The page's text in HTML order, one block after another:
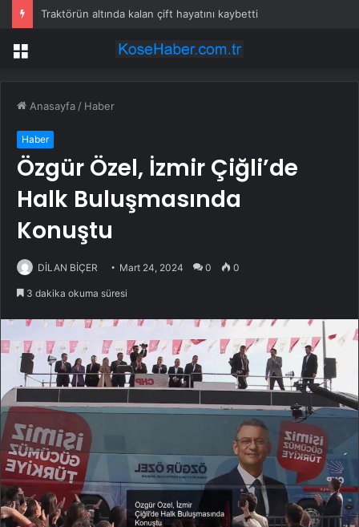
Traktörün altında kalan çift hayatını kaybetti
Menü
Anasayfa / Haber
Haber
Özgür Özel, İzmir Çiğli’de
Halk Buluşmasında
Konuştu
DİLAN BİÇER Mart 24, 2024 0 0
3 dakika okuma süresi